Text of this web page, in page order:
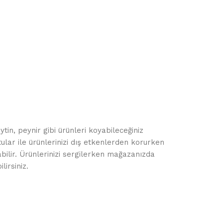
peynir gibi ürünleri koyabileceğiniz
ile ürünlerinizi dış etkenlerden korurken
Ürünlerinizi sergilerken mağazanızda